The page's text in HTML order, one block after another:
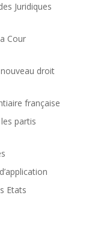
Juridiques
Cour
droit
française
partis
Etats